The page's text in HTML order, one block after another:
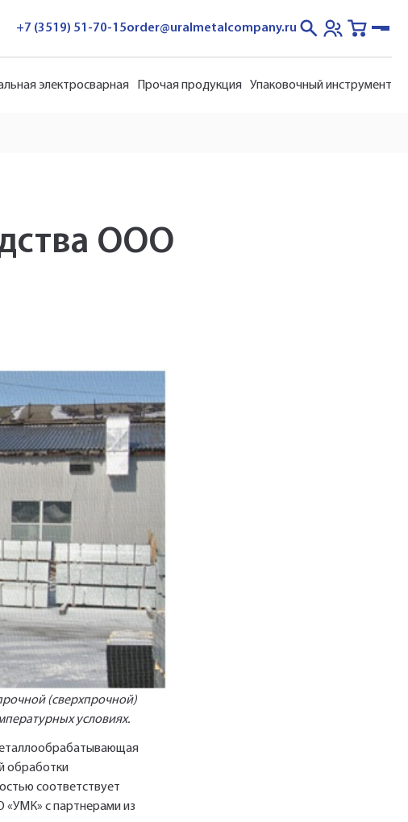
+7 (3519) 51-70-15order@uralmetalcompany.ru
электросварная Прочая продукция Упаковочный инструмент
ООО
(сверхпрочной)
условиях.
обработки
соответствует
с партнерами из
наш